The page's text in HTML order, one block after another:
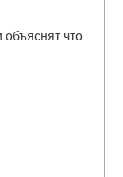
что